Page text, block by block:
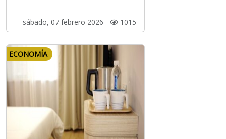
sábado, 07 febrero 2026 - 1015
ECONOMÍA